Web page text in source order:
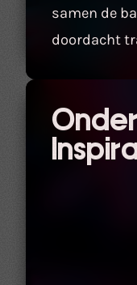
samen de
doordacht